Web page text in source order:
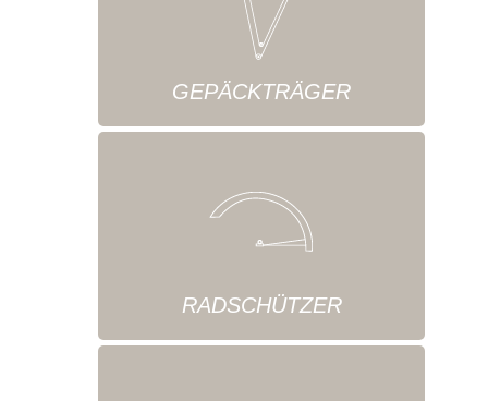
GEPÄCKTRÄGER
RADSCHÜTZER